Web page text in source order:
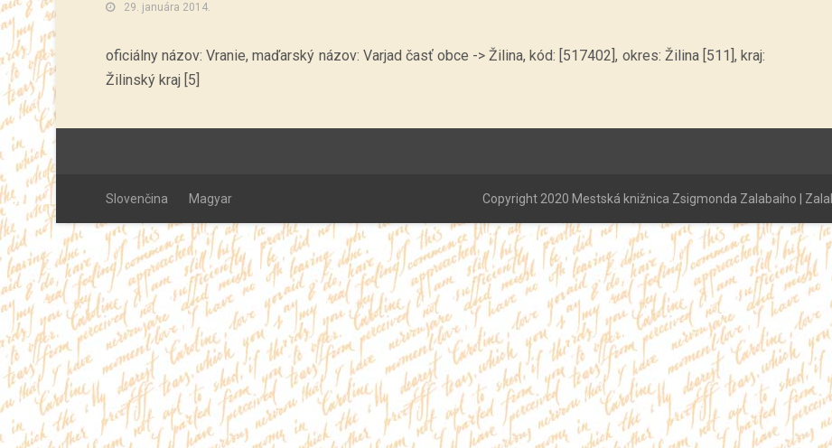
29. januára 2014.
oficiálny názov: Vranie, maďarský názov: Varjad časť obce -> Žilina, kód: [517402], okres: Žilina [511], kraj:
Žilinský kraj [5]
Slovenčina Magyar Copyright 2020 Mestská knižnica Zsigmonda Zalabaiho |